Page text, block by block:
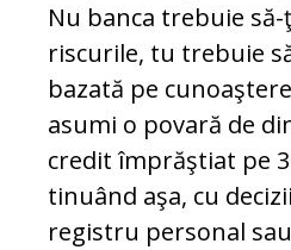
Nu banca trebuie
riscurile, tu trebuie
bazată pe
asumi o povară de
cre­dit împrăştiat pe
ti­nuând aşa, cu
registru personal